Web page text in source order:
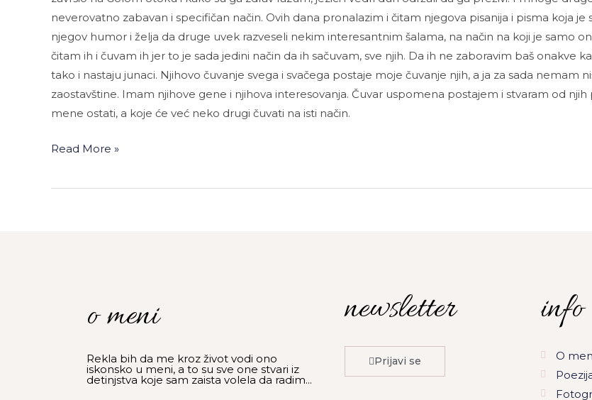
neverovatno zabavan i specifičan način. Ovih dana pronalazim i čitam njegova pisanija i pisma koja
njegov humor i želja da druge uvek razveseli nekim interesantnim šalama, na način na koji je samo
čitam ih i čuvam ih jer to je sada jedini način da ih sačuvam, sve njih. Da ih ne zaboravim baš onakve
tako i nastaju junaci. Njihovo čuvanje svega i svačega postaje moje čuvanje njih, a ja za sada nemam
zaostavštine. Imam njihove gene i njihova interesovanja. Čuvar uspomena postajem i stvaram od
mene ostati, a koje će već neko drugi čuvati na isti način.
Read More »
o meni
Rekla bih da me kroz život vodi ono
iskonsko u meni, a to su sve one stvari iz
detinjstva koje sam zaista volela da radim...
newsletter
Prijavi se
info
O